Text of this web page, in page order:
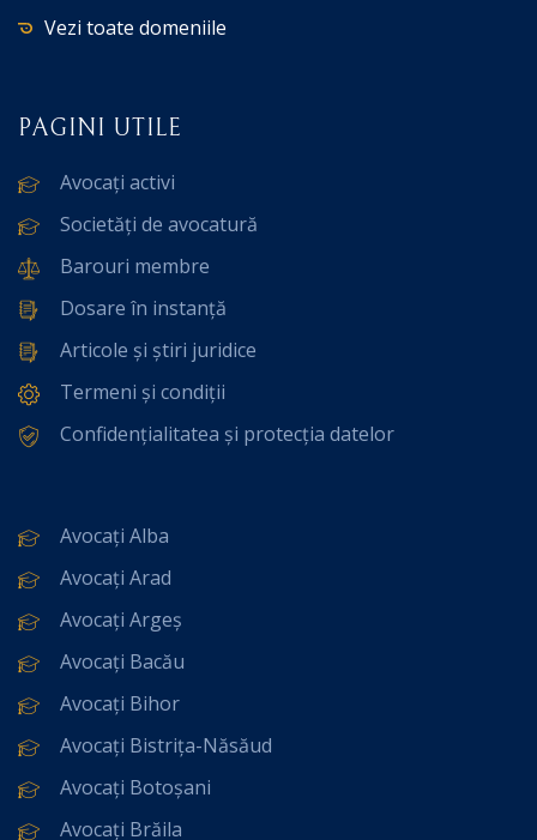
Vezi toate domeniile
PAGINI UTILE
Avocați activi
Societăți de avocatură
Barouri membre
Dosare în instanță
Articole și știri juridice
Termeni și condiții
Confidențialitatea și protecția datelor
Avocați Alba
Avocați Arad
Avocați Argeș
Avocați Bacău
Avocați Bihor
Avocați Bistrița-Năsăud
Avocați Botoșani
Avocați Brăila